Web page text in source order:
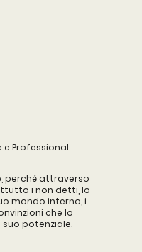
e Professional
perché attraverso
i non detti, lo
mondo interno, i
che lo
potenziale.